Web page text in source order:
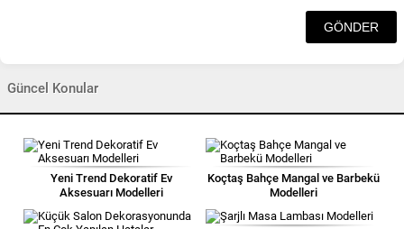
Güncel Konular
Yeni Trend Dekoratif Ev
Aksesuarı Modelleri
Koçtaş Bahçe Mangal ve Barbekü
Modelleri